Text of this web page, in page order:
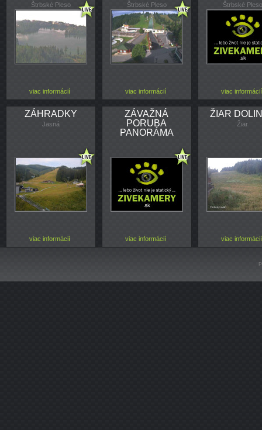
Štrbské Pleso
viac informácií
Štrbské Pleso
viac informácií
Štrbské Pleso
viac informácií
ZÁHRADKY
Jasná
viac informácií
ZÁVAŽNÁ
PORUBA
PANORÁMA
viac informácií
ŽIAR
Žiar
viac informácií